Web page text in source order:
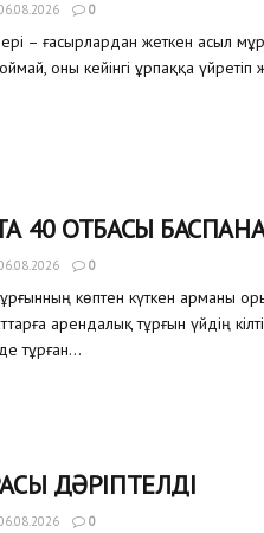
0
– ғасырлардан жеткен асыл
оны кейінгі ұрпаққа
40 ОТБАСЫ
0
көптен күткен арманы
арендалық тұрғын үйдің
тұрған...
ДӘРІПТЕЛДІ
0